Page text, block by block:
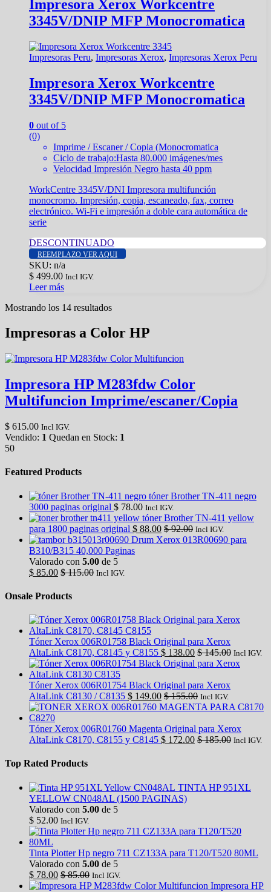
Impresora Xerox Workcentre
3345V/DNIP MFP Monocromatica
Impresoras Peru, Impresoras Xerox, Impresoras Xerox Peru
Impresora Xerox Workcentre
3345V/DNIP MFP Monocromatica
0 out of 5
(0)
Imprime / Escaner / Copia (Monocromatica
Ciclo de trabajo:Hasta 80.000 imágenes/mes
Velocidad Impresión Negro hasta 40 ppm
WorkCentre 3345V/DNI Impresora multifunción
monocromo. Impresión, copia, escaneado, fax, correo
electrónico. Wi-Fi e impresión a doble cara automática de
serie
DESCONTINUADO
REEMPLAZO VER AQUI
SKU: n/a
$ 499.00 Incl IGV.
Leer más
Mostrando los 14 resultadosOrdenado
los
últimos
Impresoras a Color HP
Impresora HP M283fdw Color
Multifuncion Imprime/escaner/Copia
$ 615.00 Incl IGV.
Vendido: 1 Quedan en Stock: 1
50
Featured Products
tóner Brother TN-411 negro
3000 paginas original $ 78.00 Incl IGV.
tóner Brother TN-411 yellow
para 1800 paginas original $ 88.00 $92.00 Incl IGV.
Drum Xerox 013R00690 para
B310/B315 40,000 Paginas
Valorado con 5.00 de 5
$ 85.00 $115.00 Incl IGV.
Onsale Products
Tóner Xerox 006R01758 Black Original para Xerox
AltaLink C8170, C8145 y C8155 $ 138.00 $145.00 Incl IGV.
Tóner Xerox 006R01754 Black Original para Xerox
AltaLink C8130 / C8135 $ 149.00 $155.00 Incl IGV.
Tóner Xerox 006R01760 Magenta Original para Xerox
AltaLink C8170, C8155 y C8145 $ 172.00 $185.00 Incl IGV.
Top Rated Products
TINTA HP 951XL
YELLOW CN048AL (1500 PAGINAS)
Valorado con 5.00 de 5
$ 52.00 Incl IGV.
Tinta Plotter Hp negro 711 CZ133A para T120/T520 80ML
Valorado con 5.00 de 5
$ 78.00 $85.00 Incl IGV.
Impresora HP